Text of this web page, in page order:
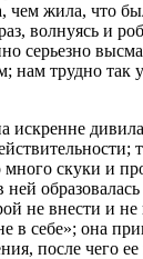
жила, что
волнуясь и
серьезно
трудно так
скуки и
не внести и
в себе»; она
после чего